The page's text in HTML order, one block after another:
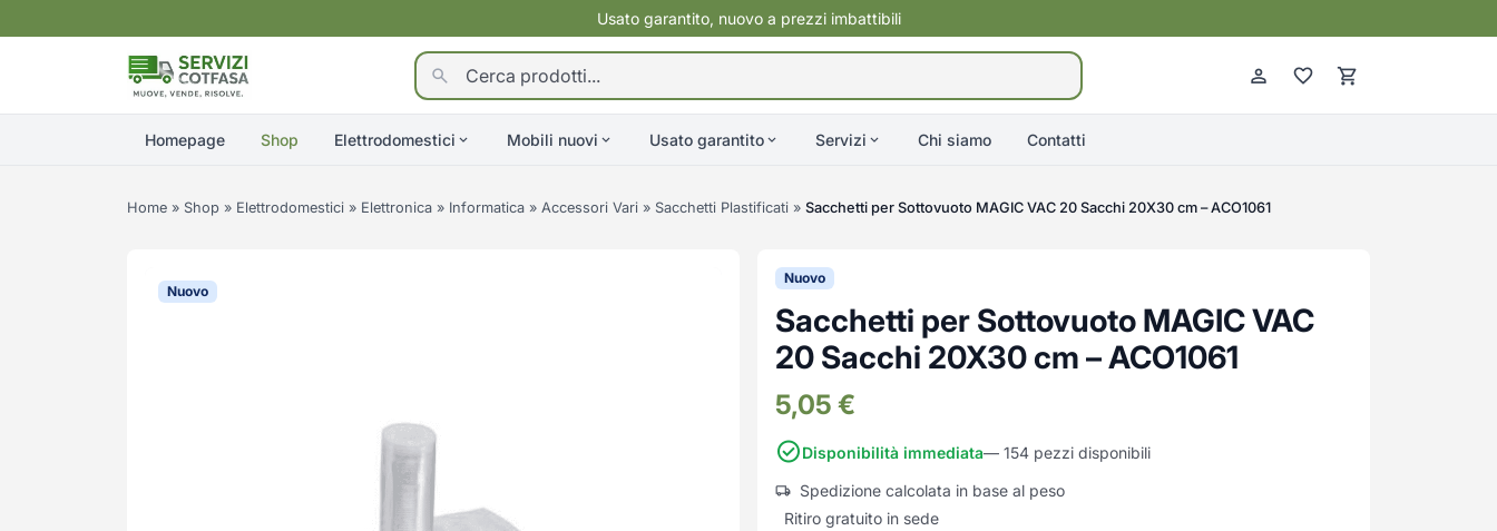
Usato garantito, nuovo a prezzi imbattibili
Homepage Shop Elettrodomestici Mobili nuovi Usato garantito Servizi Chi siamo Contatti
Home » Shop » Elettrodomestici » Elettronica » Informatica » Accessori Vari » Sacchetti Plastificati » Sacchetti per Sottovuoto MAGIC VAC 20 Sacchi 20X30 cm – ACO1061
Nuovo
Nuovo
Sacchetti per Sottovuoto MAGIC VAC
20 Sacchi 20X30 cm – ACO1061
5,05 €
Disponibilità immediata— 154 pezzi disponibili
Spedizione calcolata in base al peso
Ritiro gratuito in sede